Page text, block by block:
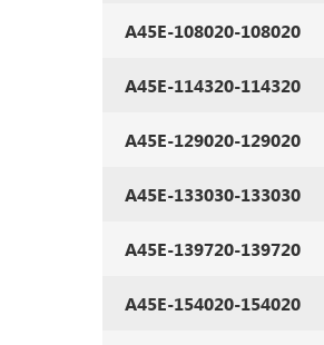
A45E-108020-108020
A45E-114320-114320
A45E-129020-129020
A45E-133030-133030
A45E-139720-139720
A45E-154020-154020